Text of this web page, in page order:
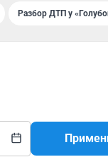
Разбор ДТП у